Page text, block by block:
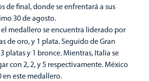
de final, donde se enfrentará a sus
30 de agosto.
medallero se encuentra liderado por
de oro, y 1 plata. Seguido de Gran
platas y 1 bronce. Mientras, Italia se
con 2, 2, y 5 respectivamente. México
en este medallero.